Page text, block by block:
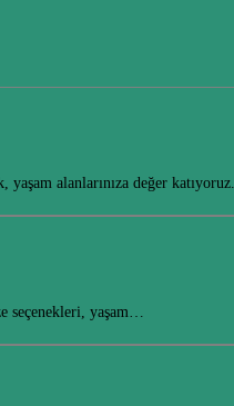
yaşam alanlarınıza değer
seçenekleri, yaşam…